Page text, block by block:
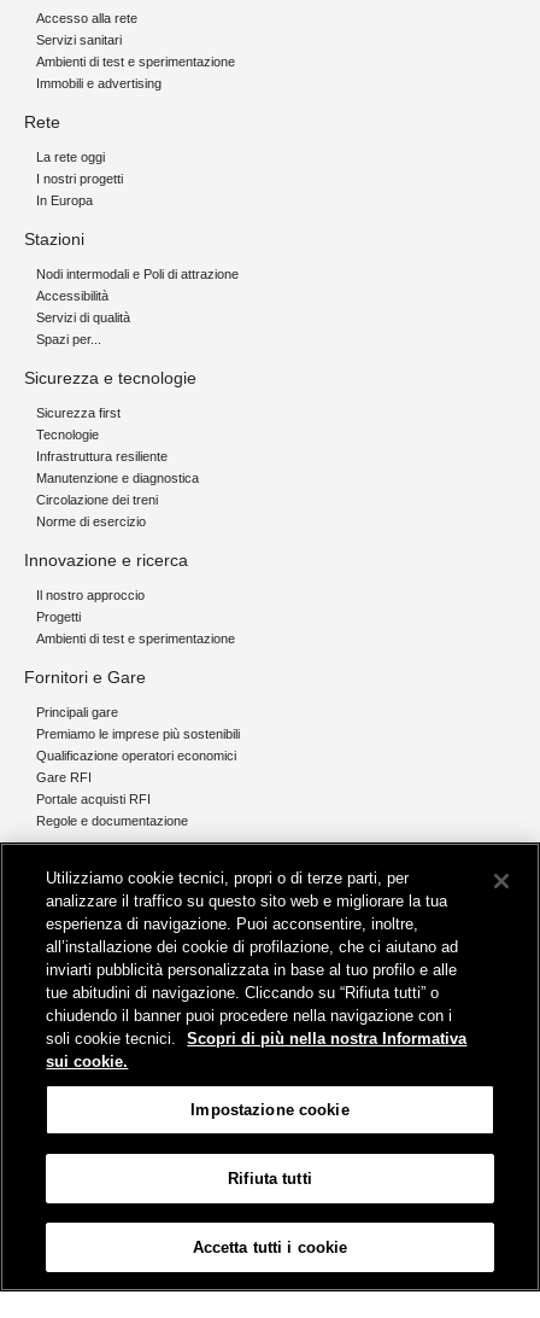
Accesso alla rete
Servizi sanitari
Ambienti di test e sperimentazione
Immobili e advertising
Rete
La rete oggi
I nostri progetti
In Europa
Stazioni
Nodi intermodali e Poli di attrazione
Accessibilità
Servizi di qualità
Spazi per...
Sicurezza e tecnologie
Sicurezza first
Tecnologie
Infrastruttura resiliente
Manutenzione e diagnostica
Circolazione dei treni
Norme di esercizio
Innovazione e ricerca
Il nostro approccio
Progetti
Ambienti di test e sperimentazione
Fornitori e Gare
Principali gare
Premiamo le imprese più sostenibili
Qualificazione operatori economici
Gare RFI
Portale acquisti RFI
Regole e documentazione
Comunicati stampa e news
Novità on line
Infomobilità
Feed - RSS
Protezione dati
Informativa sui Cookies Partita Iva 01008081000
Utilizziamo cookie tecnici, propri o di terze parti, per
analizzare il traffico su questo sito web e migliorare la tua
esperienza di navigazione. Puoi acconsentire, inoltre,
all’installazione dei cookie di profilazione, che ci aiutano ad
inviarti pubblicità personalizzata in base al tuo profilo e alle
tue abitudini di navigazione. Cliccando su “Rifiuta tutti” o
chiudendo il banner puoi procedere nella navigazione con i
soli cookie tecnici.
Scopri di più nella nostra Informativa
sui cookie.
Impostazione cookie
Rifiuta tutti
Accetta tutti i cookie